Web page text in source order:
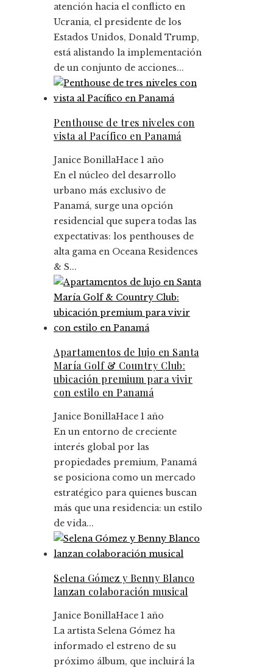
atención hacia el conflicto en
Ucrania, el presidente de los
Estados Unidos, Donald Trump,
está alistando la implementación
de un conjunto de acciones...
Penthouse de tres niveles con
vista al Pacífico en Panamá
Janice BonillaHace 1 año
En el núcleo del desarrollo
urbano más exclusivo de
Panamá, surge una opción
residencial que supera todas las
expectativas: los penthouses de
alta gama en Oceana Residences
& S...
Apartamentos de lujo en Santa
María Golf & Country Club:
ubicación premium para vivir
con estilo en Panamá
Janice BonillaHace 1 año
En un entorno de creciente
interés global por las
propiedades premium, Panamá
se posiciona como un mercado
estratégico para quienes buscan
más que una residencia: un estilo
de vida...
Selena Gómez y Benny Blanco
lanzan colaboración musical
Janice BonillaHace 1 año
La artista Selena Gómez ha
informado el estreno de su
próximo álbum, que incluirá la